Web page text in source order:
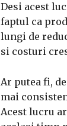
Desi acest
faptul ca
lungi de
si costuri
Ar putea fi,
mai
Acest lucru